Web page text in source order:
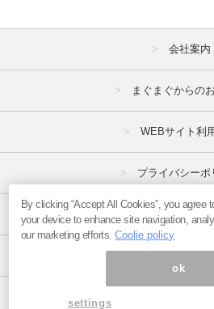
会社案内
まぐまぐからの
WEBサイト利
プライバシーポ
特定商取引法
ページ内の商標は全て商標権者に属します
By clicking “Accept All Cookies”, you agree
your device to enhance site navigation,
our marketing efforts.Coolie policy
ok
settings